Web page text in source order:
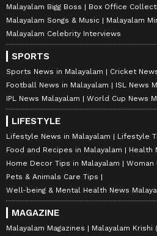
Malayalam Bigg Boss
Box Office
Malayalam Songs & Music
Malayalam
Malayalam Celebrity Interviews
SPORTS
Sports News in Malayalam
Cricket
Football News in Malayalam
ISL News
IPL News Malayalam
World Cup News
LIFESTYLE
Lifestyle News in Malayalam
Lifestyle
Food and Recipes in Malayalam
Health
Home Decor Tips in Malayalam
Woman
Pets & Animals Care Tips
Well-being & Mental Health News
MAGAZINE
Malayalam Magazines
Malayalam Krishi